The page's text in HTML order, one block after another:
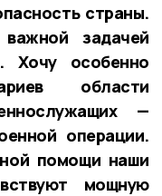
страны.
задачей
Хочу особенно
области
—
операции.
помощи наши
мощную